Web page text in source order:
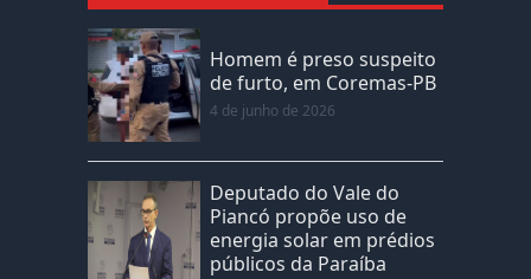
Homem é preso suspeito
de furto, em Coremas-PB
4 de junho de 2026
Deputado do Vale do
Piancó propõe uso de
energia solar em prédios
públicos da Paraíba